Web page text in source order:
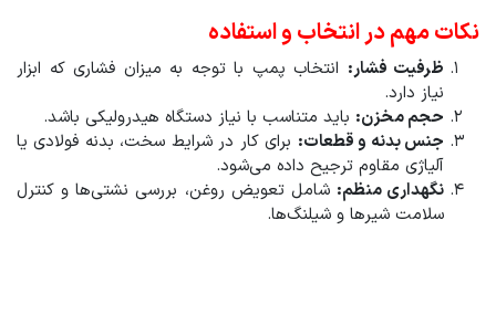
نکات مهم در انتخاب و استفاده
ظرفیت فشار: انتخاب پمپ با توجه به میزان فشاری که ابزار
نیاز دارد.
حجم مخزن: باید متناسب با نیاز دستگاه هیدرولیکی باشد.
جنس بدنه و قطعات: برای کار در شرایط سخت، بدنه فولادی یا
آلیاژی مقاوم ترجیح داده می‌شود.
نگهداری منظم: شامل تعویض روغن، بررسی نشتی‌ها و کنترل
سلامت شیرها و شیلنگ‌ها.